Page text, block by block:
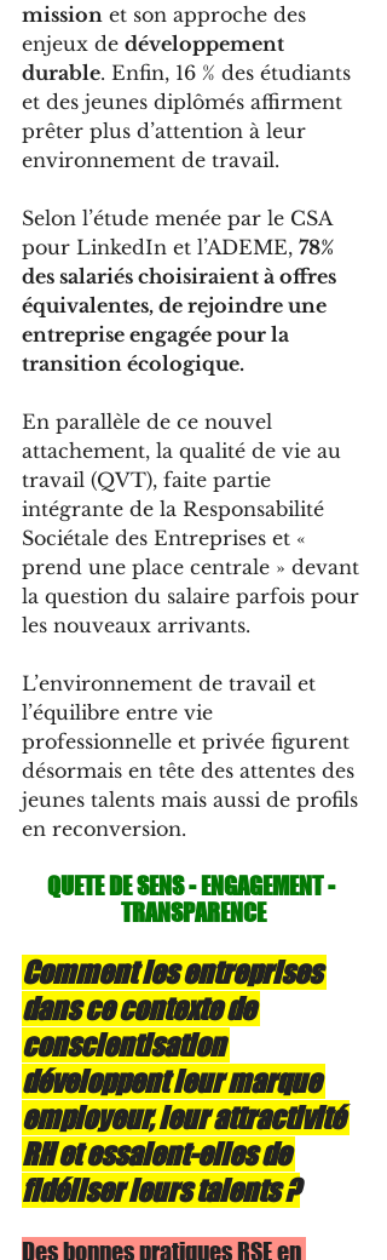
mission et son approche des
enjeux de développement
durable. Enfin, 16 % des étudiants
et des jeunes diplômés affirment
prêter plus d’attention à leur
environnement de travail.
Selon l’étude menée par le CSA
pour LinkedIn et l’ADEME, 78%
des salariés choisiraient à offres
équivalentes, de rejoindre une
entreprise engagée pour la
transition écologique.
En parallèle de ce nouvel
attachement, la qualité de vie au
travail (QVT), faite partie
intégrante de la Responsabilité
Sociétale des Entreprises et «
prend une place centrale » devant
la question du salaire parfois pour
les nouveaux arrivants.
L’environnement de travail et
l’équilibre entre vie
professionnelle et privée figurent
désormais en tête des attentes des
jeunes talents mais aussi de profils
en reconversion.
QUETE DE SENS - ENGAGEMENT -
TRANSPARENCE
Comment les entreprises
dans ce contexte de
conscientisation
développent leur marque
employeur, leur attractivité
RH et essaient-elles de
fidéliser leurs talents ?
Des bonnes pratiques RSE en